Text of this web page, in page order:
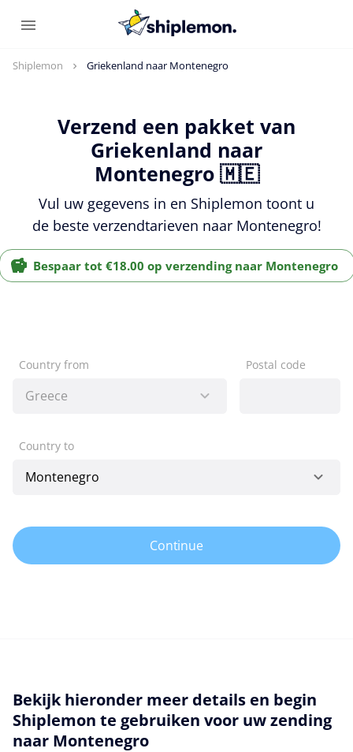
Shiplemon Griekenland naar Montenegro
Verzend een pakket van
Griekenland naar
Montenegro 🇲🇪
Vul uw gegevens in en Shiplemon toont u
de beste verzendtarieven naar Montenegro!
Bespaar tot €18.00 op verzending naar Montenegro
Country from Postal code
Country to
Continue
Bekijk hieronder meer details en begin
Shiplemon te gebruiken voor uw zending
naar Montenegro